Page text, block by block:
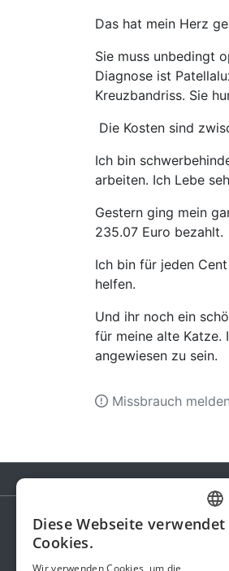
Das hat mein Herz
Sie muss unbedingt
Diagnose ist
Kreuzbandriss. Sie
Die Kosten sind
Ich bin
arbeiten. Ich Lebe
Gestern ging mein
235.07 Euro bezahlt.
Ich bin für jeden
helfen.
Und ihr noch ein
für meine alte Katze.
angewiesen zu sein.
Missbrauch melden
Diese Webseite verwendet
Cookies.
Wir verwenden Cookies, um die